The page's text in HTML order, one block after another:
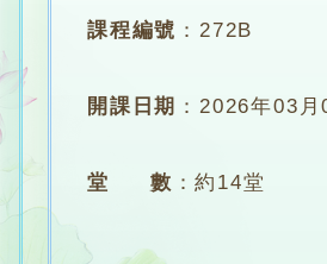
課程編號 ：272B
開課日期 ：2026年03月
堂 數 ：約14堂